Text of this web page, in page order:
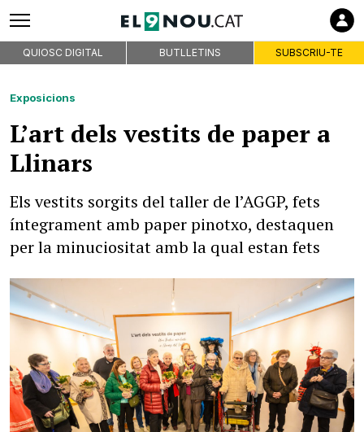
QUIOSC DIGITAL BUTLLETINS SUBSCRIU-TE
Exposicions
L’art dels vestits de paper a
Llinars
Els vestits sorgits del taller de l’AGGP, fets
íntegrament amb paper pinotxo, destaquen
per la minuciositat amb la qual estan fets